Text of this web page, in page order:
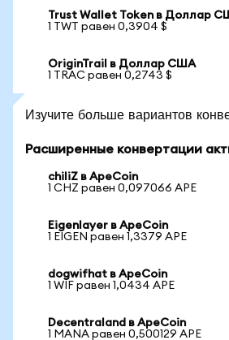
Trust Wallet Token в Доллар
1 TWT равен 0,3904 $
OriginTrail в Доллар США
1 TRAC равен 0,2743 $
Изучите больше вариантов
Расширенные конвертации
chiliZ в ApeCoin
1 CHZ равен 0,097066 APE
Eigenlayer в ApeCoin
1 EIGEN равен 1,3379 APE
dogwifhat в ApeCoin
1 WIF равен 1,0434 APE
Decentraland в ApeCoin
1 MANA равен 0,500129 APE